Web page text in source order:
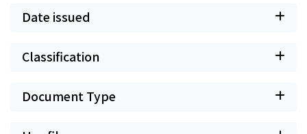
Date issued
Classification
Document Type